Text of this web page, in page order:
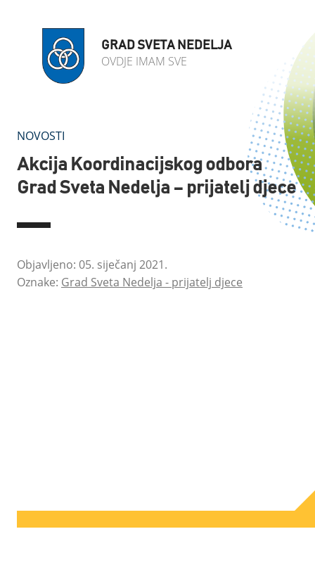
GRAD SVETA NEDELJA
OVDJE IMAM SVE
NOVOSTI
Akcija Koordinacijskog odbora
Grad Sveta Nedelja – prijatelj djece
Objavljeno: 05. siječanj 2021.
Oznake: Grad Sveta Nedelja - prijatelj djece